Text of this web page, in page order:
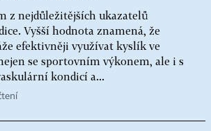
z nejdůležitějších ukazatelů
Vyšší hodnota znamená, že
efektivněji využívat kyslík ve
se sportovním výkonem, ale i s
kondicí a...